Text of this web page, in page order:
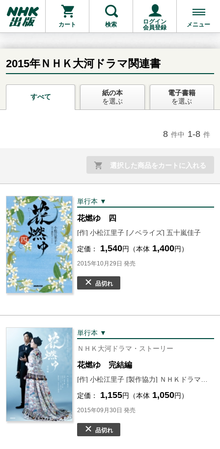
カート 検索
ログイン
会員登録
メニュー
お支払いに進む
2015年ＮＨＫ大河ドラマ関連書
すべて
紙の本
を選ぶ
電子書籍
を選ぶ
8 件中 1-8 件
選択した商品をカートに入れる
単行本 ▼
花燃ゆ 四
[作] 小松江里子 [ノベライズ] 五十嵐佳子
定価： 1,540円（本体 1,400円）
2015年10月29日 発売
品切れ
単行本 ▼
ＮＨＫ大河ドラマ・ストーリー
花燃ゆ 完結編
定価： 1,155円（本体 1,050円）
2015年09月30日 発売
品切れ